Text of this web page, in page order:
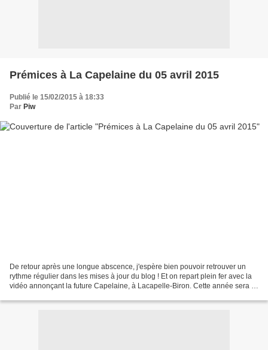
Prémices à La Capelaine du 05 avril 2015
Publié le 15/02/2015 à 18:33
Par Piw
De retour après une longue abscence, j'espère bien pouvoir retrouver un
rythme régulier dans les mises à jour du blog ! Et on repart plein fer avec la
vidéo annonçant la future Capelaine, à Lacapelle-Biron. Cette année sera la